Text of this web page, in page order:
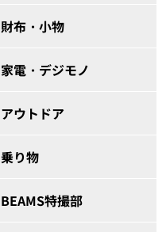
財布・小物
家電・デジモノ
アウトドア
乗り物
BEAMS特撮部